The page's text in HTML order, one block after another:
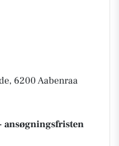
6200 Aabenraa
ansøgningsfristen